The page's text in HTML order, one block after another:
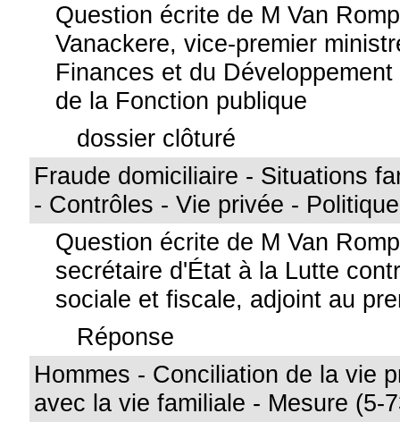
Question écrite de M Van
Vanackere, vice-premier
Finances et du
de la Fonction publique
dossier clôturé
Fraude domiciliaire - Situations
- Contrôles - Vie privée -
Question écrite de M Van
secrétaire d'État à la Lutte
sociale et fiscale, adjoint au
Réponse
Hommes - Conciliation de la vie
avec la vie familiale - Mesure (5-